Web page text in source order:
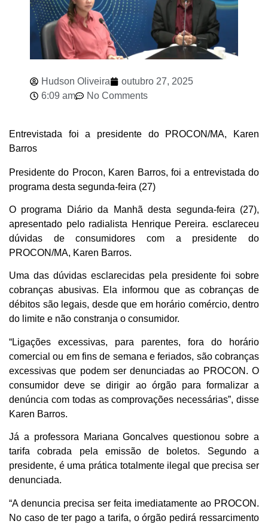
Hudson Oliveira
outubro 27, 2025
6:09 am
No Comments
Entrevistada foi a presidente do PROCON/MA, Karen
Barros
Presidente do Procon, Karen Barros, foi a entrevistada do
programa desta segunda-feira (27)
O programa Diário da Manhã desta segunda-feira (27),
apresentado pelo radialista Henrique Pereira. esclareceu
dúvidas de consumidores com a presidente do
PROCON/MA, Karen Barros.
Uma das dúvidas esclarecidas pela presidente foi sobre
cobranças abusivas. Ela informou que as cobranças de
débitos são legais, desde que em horário comércio, dentro
do limite e não constranja o consumidor.
“Ligações excessivas, para parentes, fora do horário
comercial ou em fins de semana e feriados, são cobranças
excessivas que podem ser denunciadas ao PROCON. O
consumidor deve se dirigir ao órgão para formalizar a
denúncia com todas as comprovações necessárias”, disse
Karen Barros.
Já a professora Mariana Goncalves questionou sobre a
tarifa cobrada pela emissão de boletos. Segundo a
presidente, é uma prática totalmente ilegal que precisa ser
denunciada.
“A denuncia precisa ser feita imediatamente ao PROCON.
No caso de ter pago a tarifa, o órgão pedirá ressarcimento